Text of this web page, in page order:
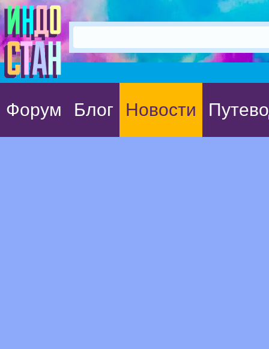
Форум Блог Новости